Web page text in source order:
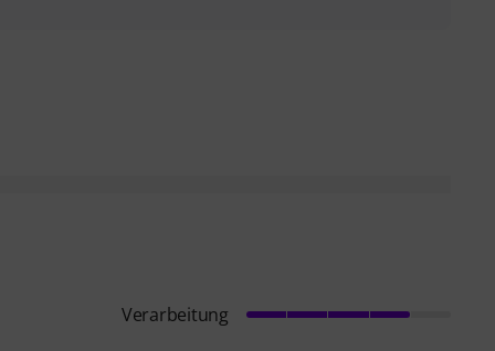
als hilfreichals nicht hilfreich
Verarbeitung